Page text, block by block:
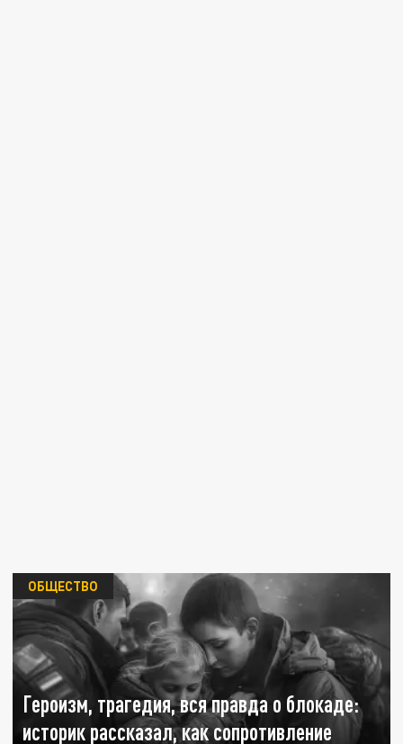
Героизм, трагедия, вся правда о блокаде:
историк рассказал, как сопротивление
ОБЩЕСТВО